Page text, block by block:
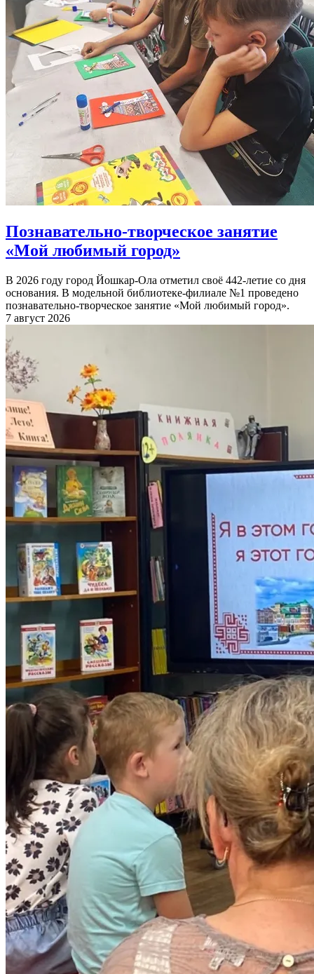
Познавательно-творческое занятие
«Мой любимый город»
В 2026 году город Йошкар-Ола отметил своё 442-летие со дня
основания. В модельной библиотеке-филиале №1 проведено
познавательно-творческое занятие «Мой любимый город».
7 август 2026